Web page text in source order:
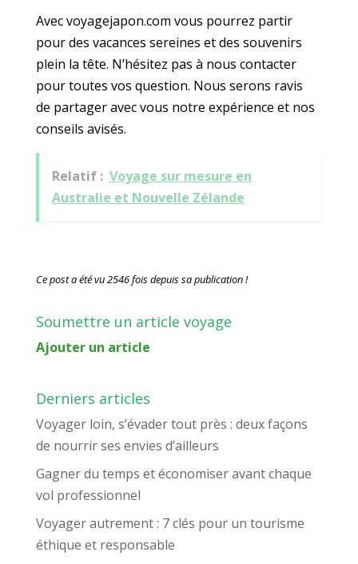
Avec voyagejapon.com vous pourrez partir
pour des vacances sereines et des souvenirs
plein la tête. N’hésitez pas à nous contacter
pour toutes vos question. Nous serons ravis
de partager avec vous notre expérience et nos
conseils avisés.
Relatif : Voyage sur mesure en
Australie et Nouvelle Zélande
Ce post a été vu 2546 fois depuis sa publication !
Soumettre un article voyage
Ajouter un article
Derniers articles
Voyager loin, s’évader tout près : deux façons
de nourrir ses envies d’ailleurs
Gagner du temps et économiser avant chaque
vol professionnel
Voyager autrement : 7 clés pour un tourisme
éthique et responsable